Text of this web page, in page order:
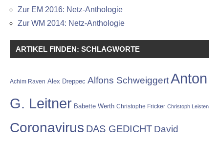
Zur EM 2016: Netz-Anthologie
Zur WM 2014: Netz-Anthologie
ARTIKEL FINDEN: SCHLAGWORTE
Achim Raven Alex Dreppec Alfons SchweiggertAnton
G. Leitner Babette Werth Christophe Fricker Christoph Leisten
Coronavirus DAS GEDICHT David